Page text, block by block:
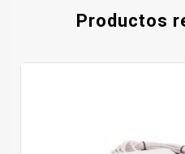
Productos